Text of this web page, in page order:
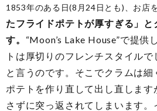
1853年のある日(8月24日とも)、お店
たフライドポテトが厚すぎる」と
す。 “Moon’s Lake House”で提供
トは厚切りのフレンチスタイル
と言うのです。そこでクラムは
ポテトを作り直して出し直しま
さずに突っ返されてしまいます